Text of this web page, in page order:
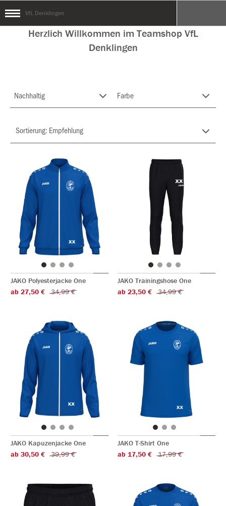
VfL Denklingen
Herzlich Willkommen im Teamshop VfL
Denklingen
Nachhaltig Farbe
JAKO Polyesterjacke One
ab 27,50 €
34,99 €
JAKO Trainingshose One
ab 23,50 €
34,99 €
JAKO Kapuzenjacke One
ab 30,50 €
39,99 €
JAKO T-Shirt One
ab 17,50 €
17,99 €